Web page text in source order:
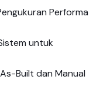
Performa
untuk
Built dan Manual